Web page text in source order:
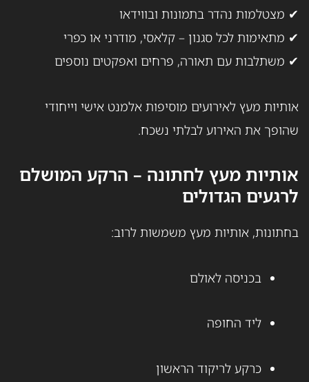
✔ מצטלמות נהדר בתמונות ובווידאו
✔ מתאימות לכל סגנון – קלאסי, מודרני או כפרי
✔ משתלבות עם תאורה, פרחים ואפקטים נוספים
אותיות מעץ לאירועים מוסיפות אלמנט אישי וייחודי
שהופך את האירוע לבלתי נשכח.
אותיות מעץ לחתונה – הרקע המושלם
לרגעים הגדולים
בחתונות, אותיות מעץ משמשות לרוב:
בכניסה לאולם
ליד החופה
כרקע לריקוד הראשון